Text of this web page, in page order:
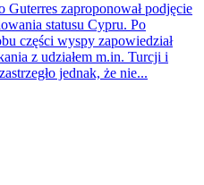
zaproponował podjęcie
statusu Cypru. Po
części wyspy zapowiedział
z udziałem m.in. Turcji i
jednak, że nie...